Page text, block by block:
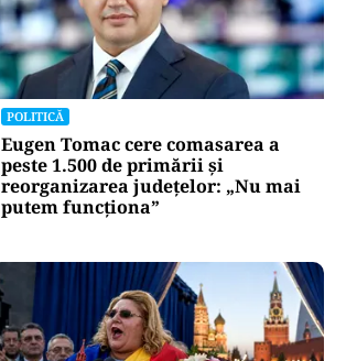
POLITICĂ
Eugen Tomac cere comasarea a
peste 1.500 de primării și
reorganizarea județelor: „Nu mai
putem funcționa”